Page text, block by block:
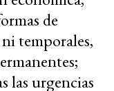
de
temporales,
las urgencias